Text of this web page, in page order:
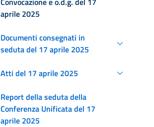
aprile 2025
Documenti consegnati in
seduta del 17 aprile 2025
Atti del 17 aprile 2025
Report della seduta della
Conferenza Unificata del 17
aprile 2025